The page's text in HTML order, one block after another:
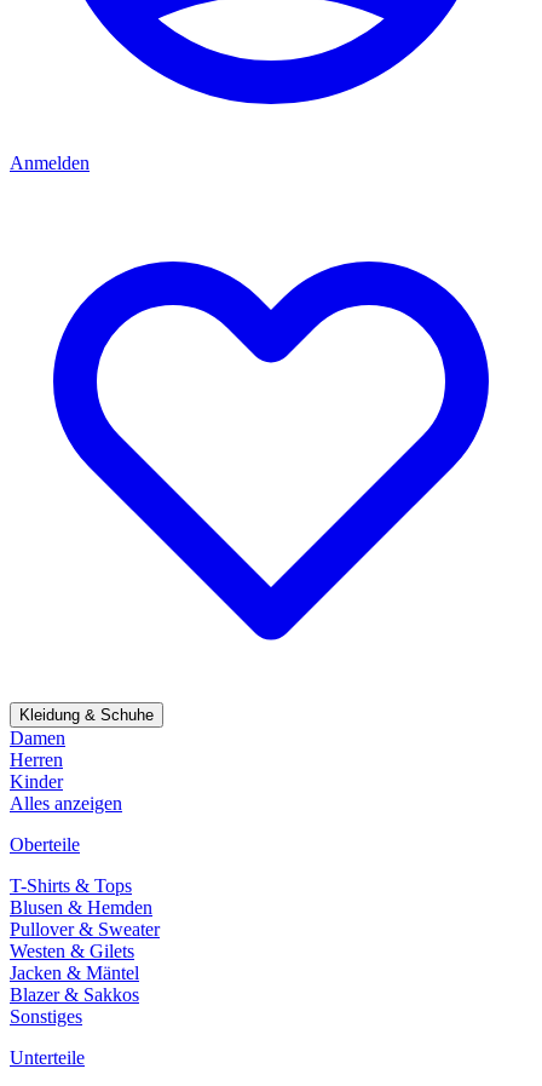
Anmelden
Kleidung & Schuhe
Damen
Herren
Kinder
Alles anzeigen
Oberteile
T-Shirts & Tops
Blusen & Hemden
Pullover & Sweater
Westen & Gilets
Jacken & Mäntel
Blazer & Sakkos
Sonstiges
Unterteile